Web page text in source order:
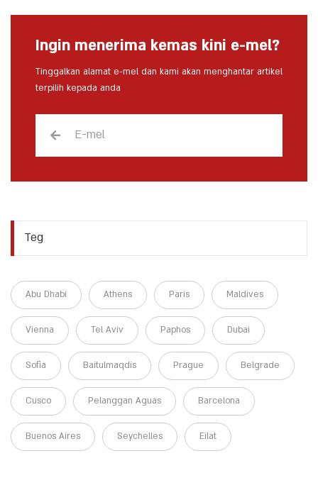
Ingin menerima kemas kini e-mel?
Tinggalkan alamat e-mel dan kami akan menghantar artikel
terpilih kepada anda
Teg
Abu Dhabi Athens Paris Maldives
Vienna Tel Aviv Paphos Dubai
Sofia Baitulmaqdis Prague Belgrade
Cusco Pelanggan Aguas Barcelona
Buenos Aires Seychelles Eilat